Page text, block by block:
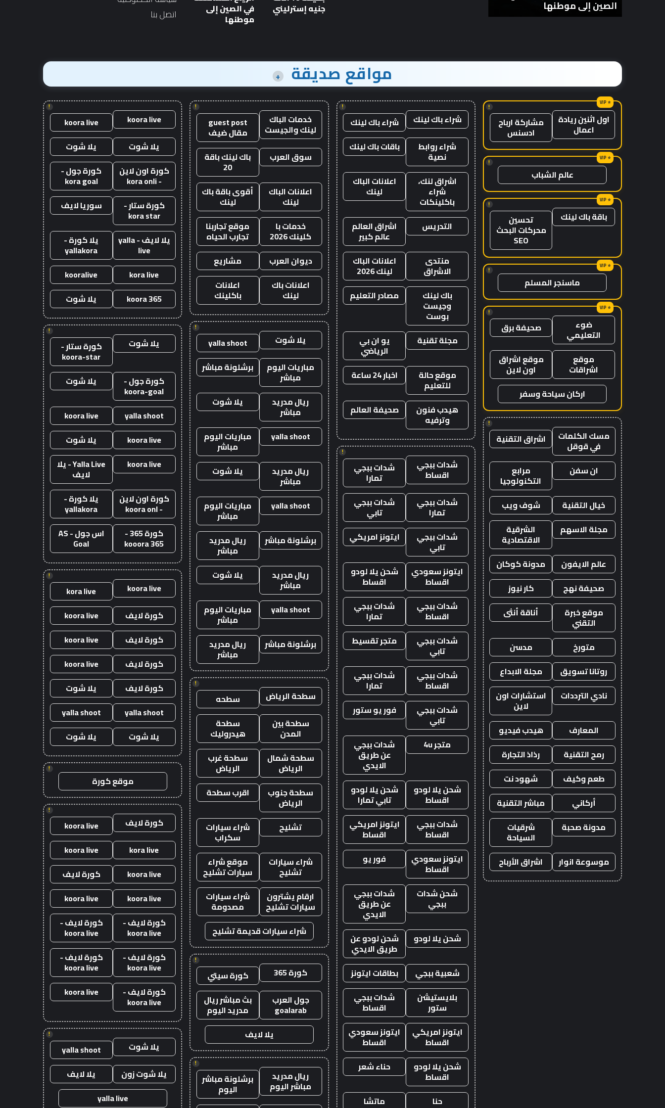
انتظار
مع
في
الصين
إلى
موطنها
الصين إلى موطنها
الزمن؟
الجديد
الجديد جنيه إسترليني في الصين إلى
موطنها
اتصل بنا
مواقع صديقة +
!
اول اثنين ريادة
اعمال مشاركة ارباح
ادسنس
!
عالم الشباب
!
باقة باك لينك تحسين
محركات البحث
SEO
!
ماسنجر المسلم
!
ضوء
التعليمي صحيفة برق
موقع
اشراقات
موقع اشراق
اون لاين
اركان سياحة وسفر
!
مسك الكلمات
في قوقل اشراق التقنية
ان سفن مرابع
التكنولوجيا
خيال التقنية
شوف ويب
مجلة الاسهم
الشرقية
الاقتصادية
عالم الايفون
مدونة كوكان
صحيفة نهج
كار نيوز
موقع خبرة
التقني
أناقة أنثى
متورخ
مدسن
روتانا تسويق
مجلة الابداع
نادي الترددات
استشارات اون
لاين
المعارف
هيدب فيديو
رمح التقنية
رذاذ التجارة
طعم وكيف
شهود نت
أركاني
مباشر التقنية
مدونة صحبة
شرقيات
السياحة
موسوعة انوار
اشراق الأرباح
!
شراء باك لينك
شراء باك لينك
شراء روابط
نصية
باقات باك لينك
اشراق لنك،
شراء
باكلينكات
اعلانات الباك
لينك
التدريس اشراق العالم
عالم كبير
منتدى
الاشراق
اعلانات الباك
لينك 2026
باك لينك
وجيست
بوست
مصادر التعليم
مجلة تقنية يو ان بي
الرياضي
موقع حالة
للتعليم
اخبار 24 ساعة
هيدب فنون
وترفيه
صحيفة العالم
!
شدات ببجي
اقساط شدات ببجي
تمارا
شدات ببجي
تمارا
شدات ببجي
تابي
شدات ببجي
تابي
ايتونز امريكي
ايتونز سعودي
اقساط
شحن يلا لودو
اقساط
شدات ببجي
اقساط
شدات ببجي
تمارا
شدات ببجي
تابي
متجر تقسيط
شدات ببجي
اقساط
شدات ببجي
تمارا
شدات ببجي
تابي
فور يو ستور
متجر 4u شدات ببجي
عن طريق
الايدي
شحن يلا لودو
اقساط
شحن يلا لودو
تابي تمارا
شدات ببجي
اقساط
ايتونز امريكي
اقساط
ايتونز سعودي
اقساط
فور يو
شحن شدات
ببجي
شدات ببجي
عن طريق
الايدي
شحن يلا لودو
شحن لودو عن
طريق الايدي
شعبية ببجي
بطاقات ايتونز
بلايستيشن
ستور
شدات ببجي
اقساط
ايتونز امريكي
اقساط
ايتونز سعودي
اقساط
شحن يلا لودو
اقساط
حناء شعر
حنا ماتشا
!
خدمات الباك
لينك والجيست guest post
مقال ضيف
سوق العرب
باك لينك باقة
20
اعلانات الباك
لينك
أقوى باقة باك
لينك
خدمات با
كلينك 2026
موقع تجاربنا
تجارب الحياه
ديوان العرب
مشاريع
اعلانات باك
لينك
اعلانات
باكلينك
!
يلا شوت
yalla shoot
مباريات اليوم
مباشر
برشلونة مباشر
ريال مدريد
مباشر
يلا شوت
yalla shoot مباريات اليوم
مباشر
ريال مدريد
مباشر
يلا شوت
yalla shoot مباريات اليوم
مباشر
برشلونة مباشر
ريال مدريد
مباشر
ريال مدريد
مباشر
يلا شوت
yalla shoot مباريات اليوم
مباشر
برشلونة مباشر
ريال مدريد
مباشر
!
سطحة الرياض
سطحه
سطحة بين
المدن
سطحة
هيدروليك
سطحة شمال
الرياض
سطحة غرب
الرياض
سطحة جنوب
الرياض
اقرب سطحة
تشليح شراء سيارات
سكراب
شراء سيارات
تشليح
موقع شراء
سيارات تشليح
ارقام يشترون
سيارات تشليح
شراء سيارات
مصدومة
شراء سيارات قديمة تشليح
!
كورة 365
كورة سيتي
جول العرب
goalarab
بث مباشر ريال
مدريد اليوم
يلا لايف
!
ريال مدريد
مباشر اليوم برشلونة مباشر
اليوم
!
koora live
koora live
يلا شوت
يلا شوت
كورة اون لاين
- kora onli
كورة جول -
kora goal
كورة ستار -
kora star
سوريا لايف
يلا لايف - yalla
live
يلا كورة -
yallakora
kora live
kooralive
koora 365
يلا شوت
!
يلا شوت كورة ستار -
koora-star
كورة جول -
koora-goal
يلا شوت
yalla shoot
koora live
koora live
يلا شوت
koora live
Yalla Live - يلا
لايف
كورة اون لاين
- koora onl
يلا كورة -
yallakora
كورة 365 -
kooora 365
اس جول - AS
Goal
!
koora live
kora live
كورة لايف
koora live
كورة لايف
koora live
كورة لايف
koora live
كورة لايف
يلا شوت
yalla shoot
yalla shoot
يلا شوت
يلا شوت
!
موقع كورة
!
كورة لايف
koora live
kora live
koora live
koora live
كورة لايف
koora live
koora live
كورة لايف -
koora live
كورة لايف -
koora live
كورة لايف -
koora live
كورة لايف -
koora live
كورة لايف -
koora live
koora live
!
يلا شوت
yalla shoot
يلا شوت زون
يلا لايف
yalla live